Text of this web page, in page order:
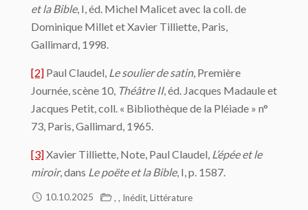
et la Bible, I, éd. Michel Malicet avec la coll. de
Dominique Millet et Xavier Tilliette, Paris,
Gallimard, 1998.
[2] Paul Claudel, Le soulier de satin, Première
Journée, scène 10, Théâtre II, éd. Jacques Madaule et
Jacques Petit, coll. « Bibliothèque de la Pléiade » n°
73, Paris, Gallimard, 1965.
[3]Xavier Tilliette, Note, Paul Claudel, L’épée et le
miroir, dans Le poëte et la Bible, I, p. 1587.
10.10.2025 , , Inédit, Littérature